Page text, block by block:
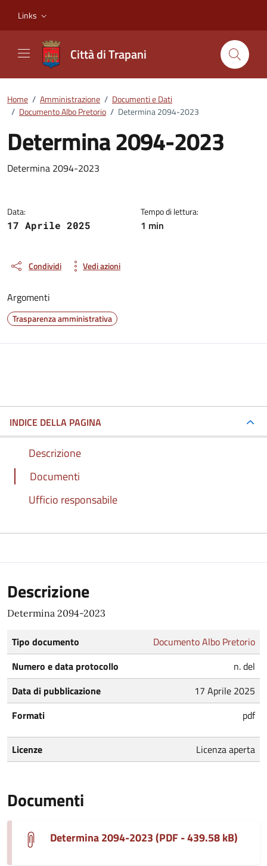
Links
Città di Trapani
Home / Amministrazione / Documenti e Dati
/ Documento Albo Pretorio / Determina 2094-2023
Determina 2094-2023
Dettagli del documento
Determina 2094-2023
Data:
17 Aprile 2025
Tempo di lettura:
1 min
Condividi Vedi azioni
Argomenti
Trasparenza amministrativa
INDICE DELLA PAGINA
Descrizione
Documenti
Ufficio responsabile
Descrizione
Determina 2094-2023
Tipo documento
Documento Albo Pretorio
Numero e data protocollo
n. del
Data di pubblicazione
17 Aprile 2025
Formati
pdf
Licenze Licenza aperta
Documenti
Determina 2094-2023 (PDF - 439.58 kB)